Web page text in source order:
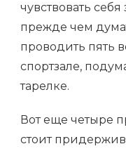
чувствовать
прежде чем
проводить пять
спортзале,
тарелке.
Вот еще четыре
стоит